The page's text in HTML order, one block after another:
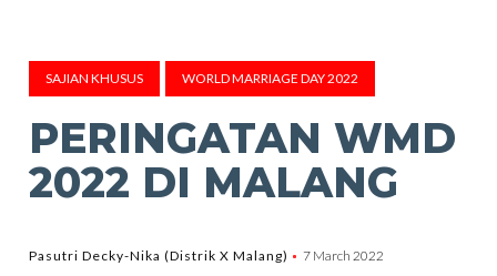
SAJIAN KHUSUS WORLD MARRIAGE DAY 2022
PERINGATAN WMD
2022 DI MALANG
Pasutri Decky-Nika (Distrik X Malang) 7 March 2022